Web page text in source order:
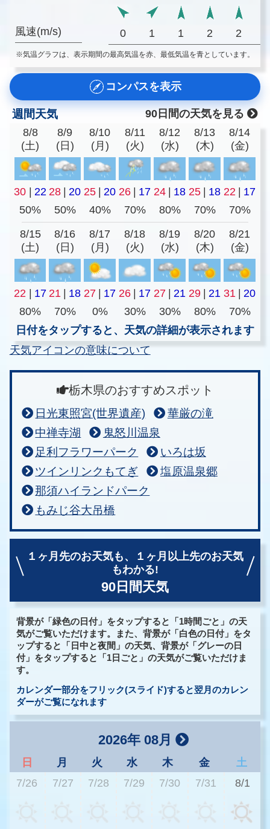
風速(m/s) 0 1 1 2 2
※気温グラフは、表示期間の最高気温を赤、最低気温を青としています。
コンパスを表示
週間天気
90日間の天気を見る
8/8
(土)
8/9
(日)
8/10
(月)
8/11
(火)
8/12
(水)
8/13
(木)
8/14
(金)
30 22 28 20 25 20 26 17 24 18 25 18 22
17
50%
50% 40% 70% 80% 70% 70%
8/15
(土)
8/16
(日)
8/17
(月)
8/18
(火)
8/19
(水)
8/20
(木)
8/21
(金)
22 17 21 18 27 17 26 17 27 21 29 21 31
20
80%
70% 0% 30% 30% 80%
70%
日付をタップすると、天気の詳細が表示されます
天気アイコンの意味について
栃木県のおすすめスポット
日光東照宮(世界遺産)
華厳の滝
中禅寺湖
鬼怒川温泉
足利フラワーパーク
いろは坂
ツインリンクもてぎ
塩原温泉郷
那須ハイランドパーク
もみじ谷大吊橋
１ヶ月先のお天気も、
１ヶ月以上先のお天気
もわかる!
90日間天気
背景が「緑色の日付」をタップすると「1時間ごと」の天
気がご覧いただけます。また、背景が「白色の日付」をタ
ップすると「日中と夜間」の天気、背景が「グレーの日
付」をタップすると「1日ごと」の天気がご覧いただけま
す。
カレンダー部分をフリック(スライド)すると翌月のカレン
ダーがご覧になれます
2026年 08月
日 月 火 水 木 金
土
7/26
7/27 7/28 7/29 7/30 7/31 8/1